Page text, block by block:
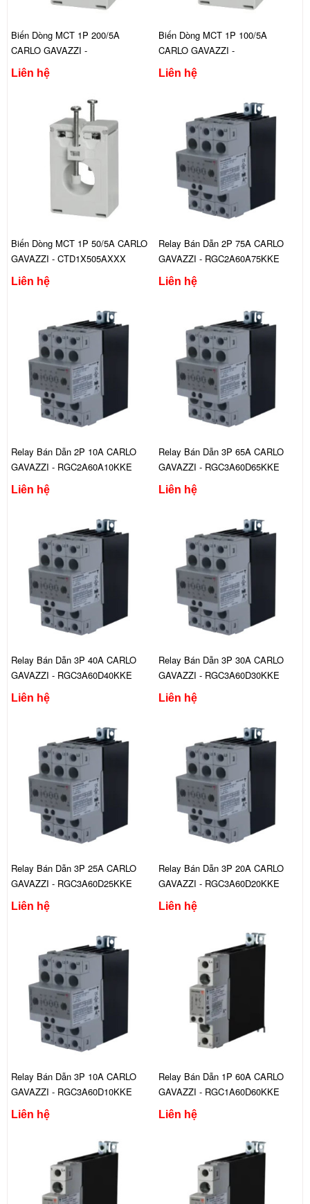
Biến Dòng MCT 1P 200/5A
CARLO GAVAZZI -
CTD1X2005AXXX
Liên hệ
Biến Dòng MCT 1P 100/5A
CARLO GAVAZZI -
CTD1X1005AXXX
Liên hệ
Biến Dòng MCT 1P 50/5A CARLO
GAVAZZI - CTD1X505AXXX
Liên hệ
Relay Bán Dẫn 2P 75A CARLO
GAVAZZI - RGC2A60A75KKE
Liên hệ
Relay Bán Dẫn 2P 10A CARLO
GAVAZZI - RGC2A60A10KKE
Liên hệ
Relay Bán Dẫn 3P 65A CARLO
GAVAZZI - RGC3A60D65KKE
Liên hệ
Relay Bán Dẫn 3P 40A CARLO
GAVAZZI - RGC3A60D40KKE
Liên hệ
Relay Bán Dẫn 3P 30A CARLO
GAVAZZI - RGC3A60D30KKE
Liên hệ
Relay Bán Dẫn 3P 25A CARLO
GAVAZZI - RGC3A60D25KKE
Liên hệ
Relay Bán Dẫn 3P 20A CARLO
GAVAZZI - RGC3A60D20KKE
Liên hệ
Relay Bán Dẫn 3P 10A CARLO
GAVAZZI - RGC3A60D10KKE
Liên hệ
Relay Bán Dẫn 1P 60A CARLO
GAVAZZI - RGC1A60D60KKE
Liên hệ